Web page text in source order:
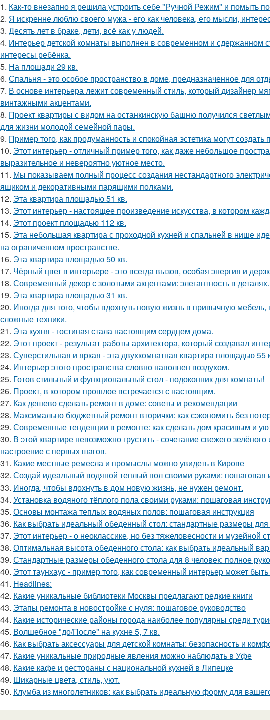
1. Как-то внезапно я решила устроить себе "Ручной Режим" и помыть
2. Я искренне люблю своего мужа - его как человека, его мысли,
3. Десять лет в браке, дети, всё как у людей.
4. Интерьер детской комнаты выполнен в современном и сдержанном
интересы ребёнка.
5. На площади 29 кв.
6. Спальня - это особое пространство в доме, предназначенное для
7. В основе интерьера лежит современный стиль, который дизайнер
винтажными акцентами.
8. Проект квартиры с видом на останкинскую башню получился
для жизни молодой семейной пары.
9. Пример того, как продуманность и спокойная эстетика могут
10. Этот интерьер - отличный пример того, как даже небольшое
выразительное и невероятно уютное место.
11. Мы показываем полный процесс создания нестандартного
ящиком и декоративными парящими полками.
12. Эта квартира площадью 51 кв.
13. Этот интерьер - настоящее произведение искусства, в котором
14. Этот проект площадью 112 кв.
15. Эта небольшая квартира с проходной кухней и спальней в нише
на ограниченном пространстве.
16. Эта квартира площадью 50 кв.
17. Чёрный цвет в интерьере - это всегда вызов, особая энергия и
18. Современный декор с золотыми акцентами: элегантность в деталях.
19. Эта квартира площадью 31 кв.
20. Иногда для того, чтобы вдохнуть новую жизнь в привычную
сложные техники.
21. Эта кухня - гостиная стала настоящим сердцем дома.
22. Этот проект - результат работы архитектора, который создавал
23. Суперстильная и яркая - эта двухкомнатная квартира площадью 55
24. Интерьер этого пространства словно наполнен воздухом.
25. Готов стильный и функциональный стол - подоконник для комнаты!
26. Проект, в котором прошлое встречается с настоящим.
27. Как дешево сделать ремонт в доме: советы и рекомендации
28. Максимально бюджетный ремонт вторички: как сэкономить без
29. Современные тенденции в ремонте: как сделать дом красивым и
30. В этой квартире невозможно грустить - сочетание свежего
настроение с первых шагов.
31. Какие местные ремесла и промыслы можно увидеть в Кирове
32. Создай идеальный водяной теплый пол своими руками: пошаговая
33. Иногда, чтобы вдохнуть в дом новую жизнь, не нужен ремонт.
34. Установка водяного тёплого пола своими руками: пошаговая
35. Основы монтажа теплых водяных полов: пошаговая инструкция
36. Как выбрать идеальный обеденный стол: стандартные размеры
37. Этот интерьер - о неоклассике, но без тяжеловесности и музейной
38. Оптимальная высота обеденного стола: как выбрать идеальный
39. Стандартные размеры обеденного стола для 8 человек: полное
40. Этот таунхаус - пример того, как современный интерьер может
41. Headlines:
42. Какие уникальные библиотеки Москвы предлагают редкие книги
43. Этапы ремонта в новостройке с нуля: пошаговое руководство
44. Какие исторические районы города наиболее популярны среди
45. Волшебное "до/После" на кухне 5, 7 кв.
46. Как выбрать аксессуары для детской комнаты: безопасность и
47. Какие уникальные природные явления можно наблюдать в Уфе
48. Какие кафе и рестораны с национальной кухней в Липецке
49. Шикарные цвета, стиль, уют.
50. Клумба из многолетников: как выбрать идеальную форму для